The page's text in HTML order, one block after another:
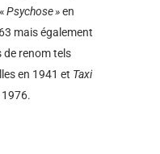
Psychose »en
mais également
de renom tels
en 1941 et Taxi